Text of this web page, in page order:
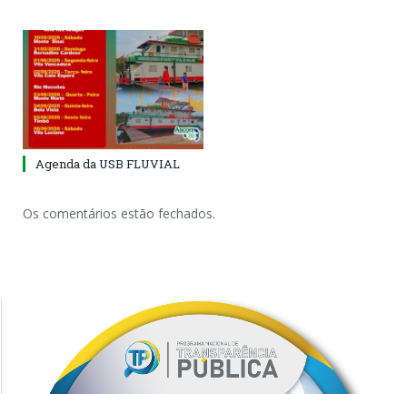
Agenda da USB FLUVIAL
Os comentários estão fechados.